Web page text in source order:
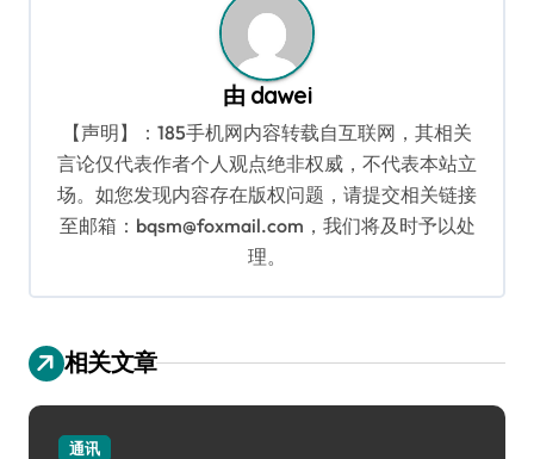
由 dawei
【声明】：185手机网内容转载自互联网，其相关
言论仅代表作者个人观点绝非权威，不代表本站立
场。如您发现内容存在版权问题，请提交相关链接
至邮箱：bqsm@foxmail.com，我们将及时予以处
理。
相关文章
通讯